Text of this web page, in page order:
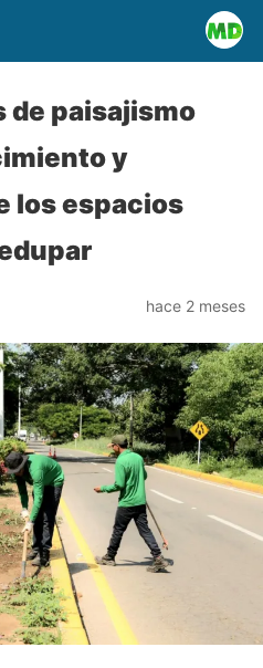
de paisajismo
y
los espacios
hace 2 meses